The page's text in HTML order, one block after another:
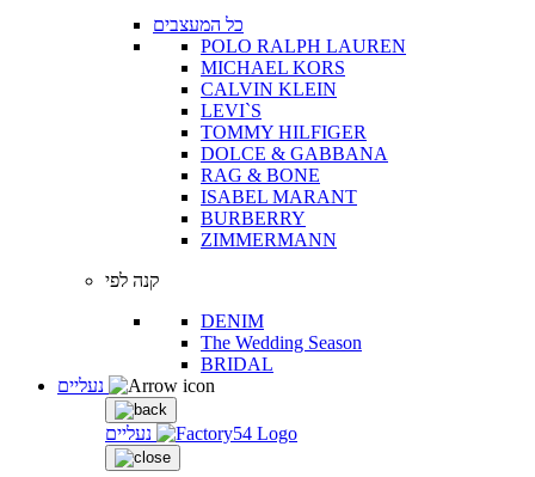
כל המעצבים
POLO RALPH LAUREN
MICHAEL KORS
CALVIN KLEIN
LEVI`S
TOMMY HILFIGER
DOLCE & GABBANA
RAG & BONE
ISABEL MARANT
BURBERRY
ZIMMERMANN
קנה לפי
DENIM
The Wedding Season
BRIDAL
נעליים